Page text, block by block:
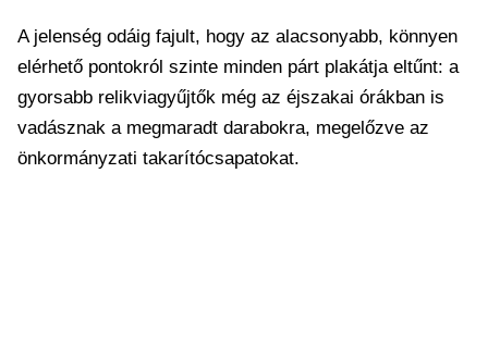
A jelenség odáig fajult, hogy az alacsonyabb, könnyen
elérhető pontokról szinte minden párt plakátja eltűnt: a
gyorsabb relikviagyűjtők még az éjszakai órákban is
vadásznak a megmaradt darabokra, megelőzve az
önkormányzati takarítócsapatokat.